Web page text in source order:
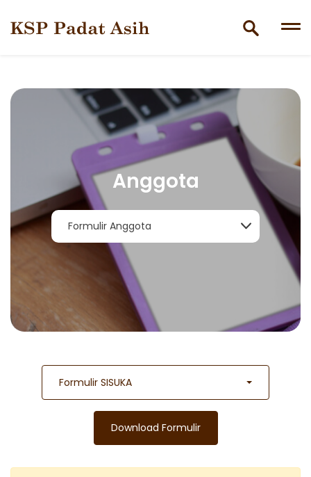
Anggota
Formulir Anggota
Formulir SISUKA
Download Formulir